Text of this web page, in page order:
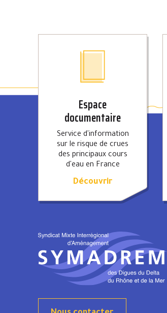
Espace
documentaire
Service d'information
sur le risque de crues
des principaux cours
d'eau en France
Découvrir